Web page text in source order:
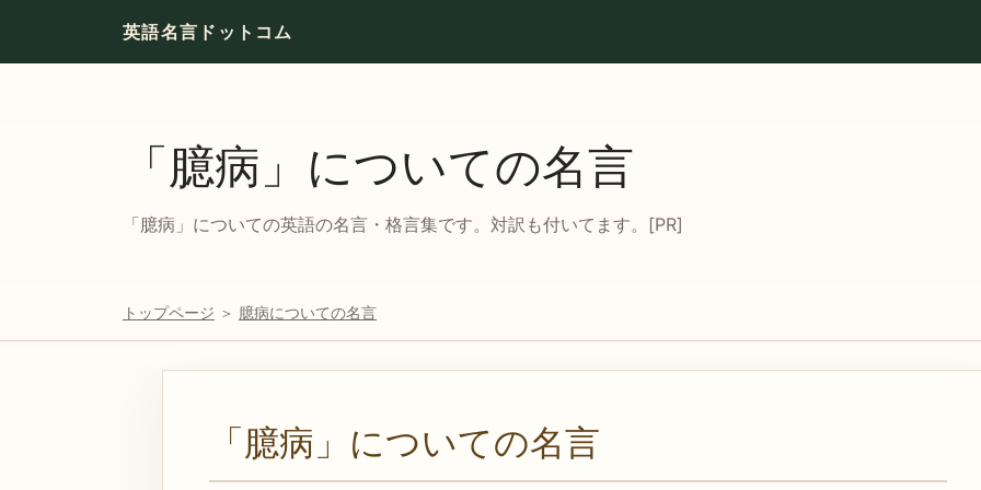
英語名言ドットコム
「臆病」についての名言
「臆病」についての英語の名言・格言集です。対訳も付いてます。[PR]
トップページ ＞ 臆病についての名言
「臆病」についての名言